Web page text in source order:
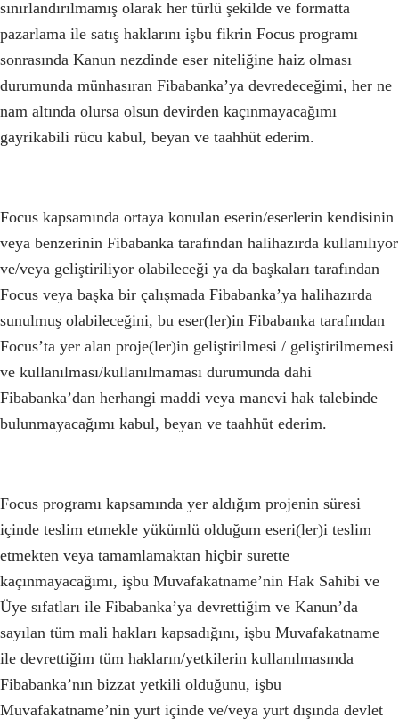
sınırlandırılmamış olarak her türlü şekilde ve formatta
pazarlama ile satış haklarını işbu fikrin Focus programı
sonrasında Kanun nezdinde eser niteliğine haiz olması
durumunda münhasıran Fibabanka’ya devredeceğimi, her ne
nam altında olursa olsun devirden kaçınmayacağımı
gayrikabili rücu kabul, beyan ve taahhüt ederim.
Focus kapsamında ortaya konulan eserin/eserlerin kendisinin
veya benzerinin Fibabanka tarafından halihazırda kullanılıyor
ve/veya geliştiriliyor olabileceği ya da başkaları tarafından
Focus veya başka bir çalışmada Fibabanka’ya halihazırda
sunulmuş olabileceğini, bu eser(ler)in Fibabanka tarafından
Focus’ta yer alan proje(ler)in geliştirilmesi / geliştirilmemesi
ve kullanılması/kullanılmaması durumunda dahi
Fibabanka’dan herhangi maddi veya manevi hak talebinde
bulunmayacağımı kabul, beyan ve taahhüt ederim.
Focus programı kapsamında yer aldığım projenin süresi
içinde teslim etmekle yükümlü olduğum eseri(ler)i teslim
etmekten veya tamamlamaktan hiçbir surette
kaçınmayacağımı, işbu Muvafakatname’nin Hak Sahibi ve
Üye sıfatları ile Fibabanka’ya devrettiğim ve Kanun’da
sayılan tüm mali hakları kapsadığını, işbu Muvafakatname
ile devrettiğim tüm hakların/yetkilerin kullanılmasında
Fibabanka’nın bizzat yetkili olduğunu, işbu
Muvafakatname’nin yurt içinde ve/veya yurt dışında devlet